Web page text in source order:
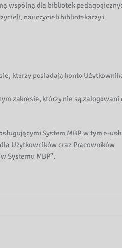
wspólną dla bibliotek
nauczycieli bibliotekarzy i
którzy posiadają konto
zakresie, którzy nie są zalogowani
System MBP, w tym e-
Użytkowników oraz Pracowników
Systemu MBP”.